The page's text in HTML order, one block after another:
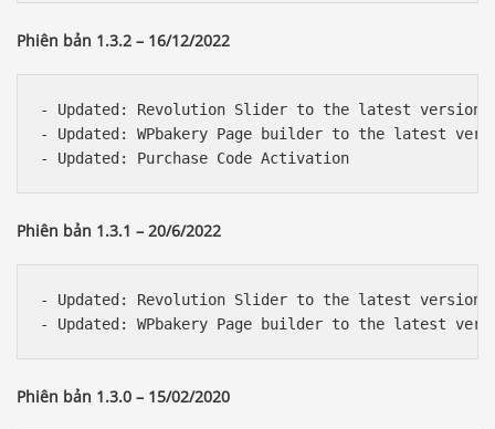
Phiên bản 1.3.2 – 16/12/2022
- Updated: Revolution Slider to the latest version
- Updated: WPbakery Page builder to the latest
Phiên bản 1.3.1 – 20/6/2022
- Updated: Revolution Slider to the latest
Phiên bản 1.3.0 – 15/02/2020